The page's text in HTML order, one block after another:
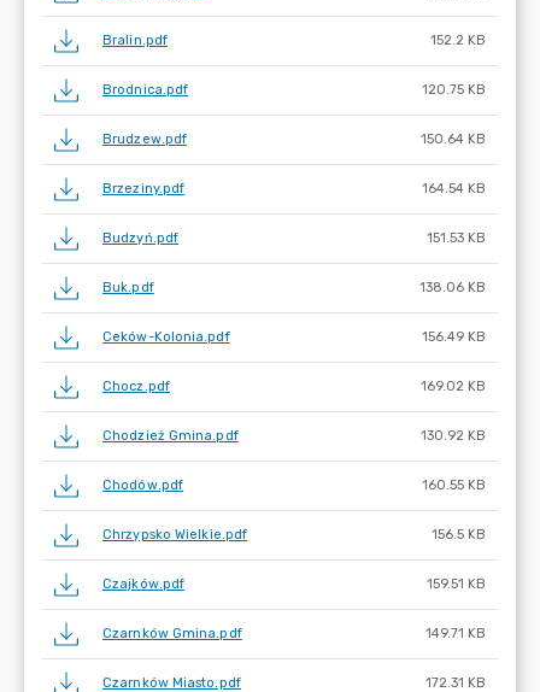
Bralin.pdf 152.2 KB
Brodnica.pdf 120.75 KB
Brudzew.pdf 150.64 KB
Brzeziny.pdf 164.54 KB
Budzyń.pdf 151.53 KB
Buk.pdf 138.06 KB
Ceków-Kolonia.pdf 156.49 KB
Chocz.pdf 169.02 KB
Chodzież Gmina.pdf 130.92 KB
Chodów.pdf 160.55 KB
Chrzypsko Wielkie.pdf 156.5 KB
Czajków.pdf 159.51 KB
Czarnków Gmina.pdf 149.71 KB
Czarnków Miasto.pdf 172.31 KB